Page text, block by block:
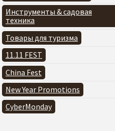
Инструменты & садовая
техника
Товары для туризма
11.11 FEST
China Fest
New Year Promotions
CyberMonday